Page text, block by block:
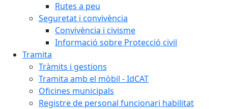
Rutes a peu
Seguretat i convivència
Convivència i civisme
Informació sobre Protecció civil
Tramita
Tràmits i gestions
Tramita amb el mòbil - IdCAT
Oficines municipals
Registre de personal funcionari habilitat